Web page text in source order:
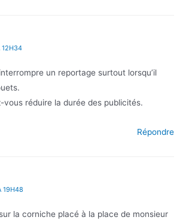
12H34
un reportage surtout lorsqu’il
réduire la durée des publicités.
Répondre
19H48
la corniche placé à la place de monsieur